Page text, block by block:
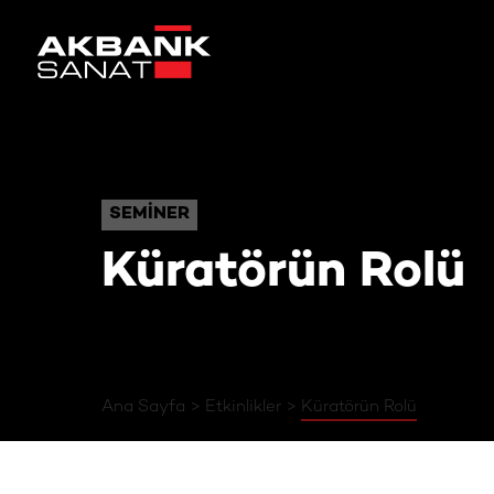
SEMINER
Küratörün Rolü
Ana Sayfa Etkinlikler Küratörün Rolü
SEMINER